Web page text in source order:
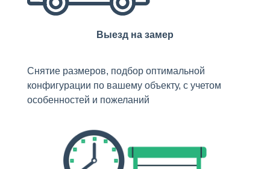
Выезд на замер
Снятие размеров, подбор оптимальной
конфигурации по вашему объекту, с учетом
особенностей и пожеланий